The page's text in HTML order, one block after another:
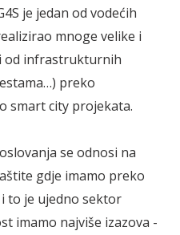
je jedan od vodećih
mnoge velike i
od infrastrukturnih
preko
smart city projekata.
se odnosi na
gdje imamo preko
to je ujedno sektor
imamo najviše izazova -